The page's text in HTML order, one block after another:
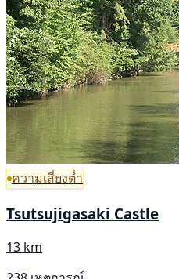
ความเสี่ยงต่ำ
Tsutsujigasaki Castle
13 km